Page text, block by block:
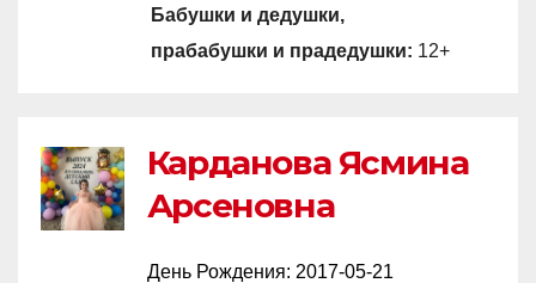
Бабушки и дедушки,
прабабушки и прадедушки: 12+
Карданова Ясмина
Арсеновна
День Рождения: 2017-05-21